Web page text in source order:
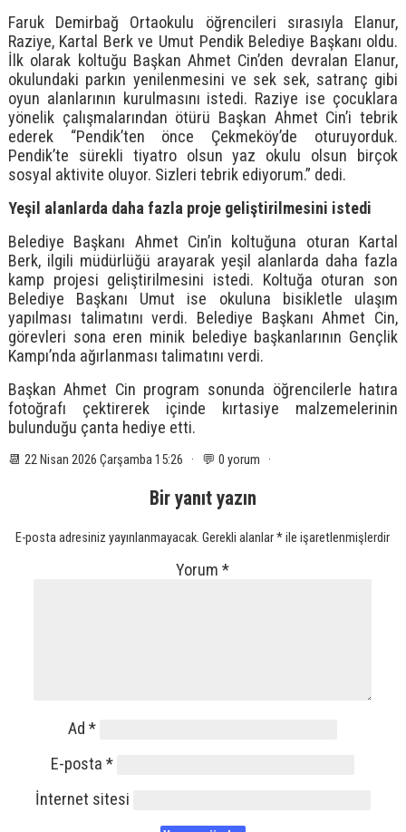
Faruk Demirbağ Ortaokulu öğrencileri sırasıyla Elanur,
Raziye, Kartal Berk ve Umut Pendik Belediye Başkanı oldu.
İlk olarak koltuğu Başkan Ahmet Cin’den devralan Elanur,
okulundaki parkın yenilenmesini ve sek sek, satranç gibi
oyun alanlarının kurulmasını istedi. Raziye ise çocuklara
yönelik çalışmalarından ötürü Başkan Ahmet Cin’i tebrik
ederek “Pendik’ten önce Çekmeköy’de oturuyorduk.
Pendik’te sürekli tiyatro olsun yaz okulu olsun birçok
sosyal aktivite oluyor. Sizleri tebrik ediyorum.” dedi.
Yeşil alanlarda daha fazla proje geliştirilmesini istedi
Belediye Başkanı Ahmet Cin’in koltuğuna oturan Kartal
Berk, ilgili müdürlüğü arayarak yeşil alanlarda daha fazla
kamp projesi geliştirilmesini istedi. Koltuğa oturan son
Belediye Başkanı Umut ise okuluna bisikletle ulaşım
yapılması talimatını verdi. Belediye Başkanı Ahmet Cin,
görevleri sona eren minik belediye başkanlarının Gençlik
Kampı’nda ağırlanması talimatını verdi.
Başkan Ahmet Cin program sonunda öğrencilerle hatıra
fotoğrafı çektirerek içinde kırtasiye malzemelerinin
bulunduğu çanta hediye etti.
📆 22 Nisan 2026 Çarşamba 15:26 · 💬 0 yorum ·
Bir yanıt yazın
E-posta adresiniz yayınlanmayacak. Gerekli alanlar*ile işaretlenmişlerdir
Yorum*
Ad*
E-posta*
İnternet sitesi